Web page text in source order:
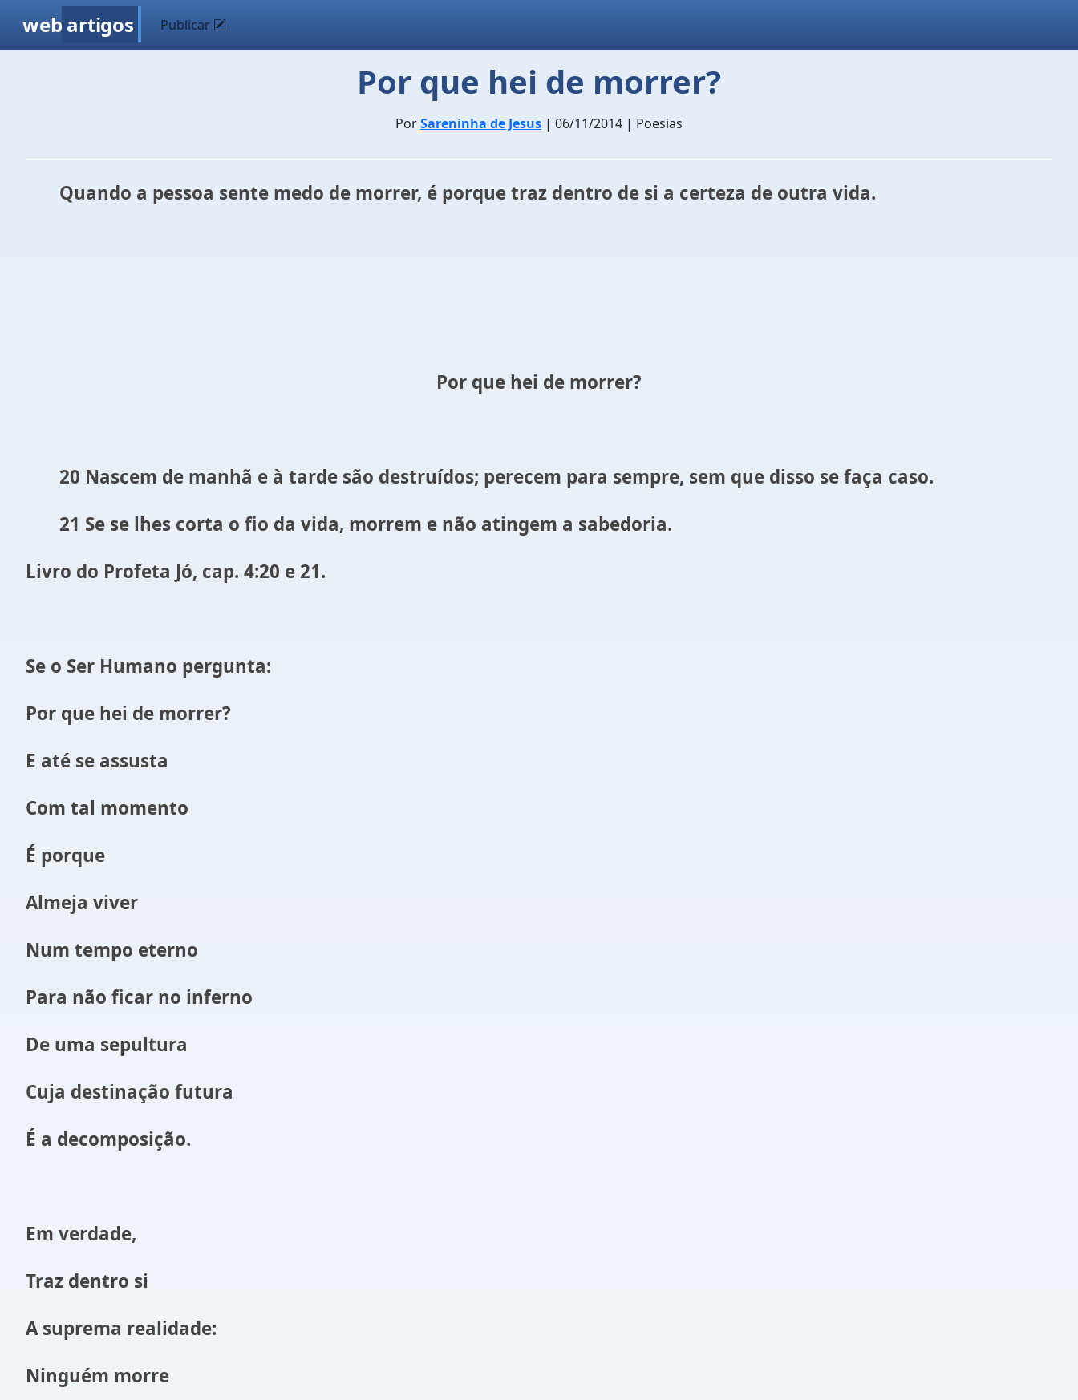
web artigos Publicar
Por que hei de morrer?
PorSareninha de Jesus | 06/11/2014 | Poesias
Quando a pessoa sente medo de morrer, é porque traz dentro de si a certeza de outra vida.
Por que hei de morrer?
20 Nascem de manhã e à tarde são destruídos; perecem para sempre, sem que disso se faça caso.
21 Se se lhes corta o fio da vida, morrem e não atingem a sabedoria.
Livro do Profeta Jó, cap. 4:20 e 21.
Se o Ser Humano pergunta:
Por que hei de morrer?
E até se assusta
Com tal momento
É porque
Almeja viver
Num tempo eterno
Para não ficar no inferno
De uma sepultura
Cuja destinação futura
É a decomposição.
Em verdade,
Traz dentro si
A suprema realidade:
Ninguém morre